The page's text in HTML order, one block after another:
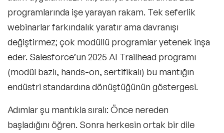
programlarında işe yarayan rakam. Tek seferlik
webinarlar farkındalık yaratır ama davranışı
değiştirmez; çok modüllü programlar yetenek inşa
eder. Salesforce’un 2025 AI Trailhead programı
(modül bazlı, hands-on, sertifikalı) bu mantığın
endüstri standardına dönüştüğünün göstergesi.
Adımlar şu mantıkla sıralı: Önce nereden
başladığını öğren. Sonra herkesin ortak bir dile